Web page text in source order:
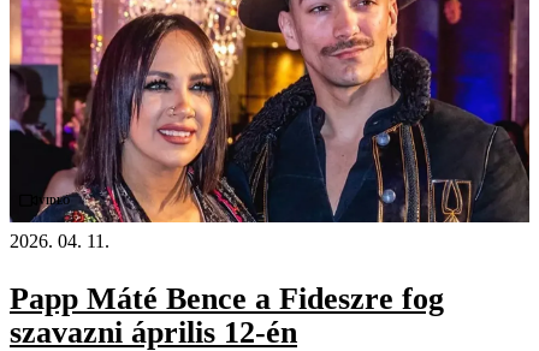
Videó
2026. 04. 11.
Papp Máté Bence a Fideszre fog
szavazni április 12-én